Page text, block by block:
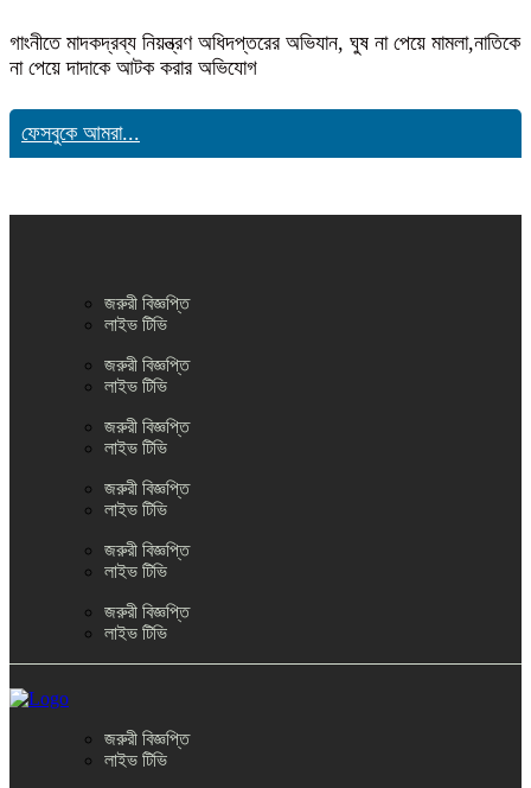
গাংনীতে মাদকদ্রব্য নিয়ন্ত্রণ অধিদপ্তরের অভিযান, ঘুষ না পেয়ে মামলা,নাতিকে
না পেয়ে দাদাকে আটক করার অভিযোগ
ফেসবুকে আমরা...
জরুরী বিজ্ঞপ্তি
লাইভ টিভি
জরুরী বিজ্ঞপ্তি
লাইভ টিভি
জরুরী বিজ্ঞপ্তি
লাইভ টিভি
জরুরী বিজ্ঞপ্তি
লাইভ টিভি
জরুরী বিজ্ঞপ্তি
লাইভ টিভি
জরুরী বিজ্ঞপ্তি
লাইভ টিভি
জরুরী বিজ্ঞপ্তি
লাইভ টিভি